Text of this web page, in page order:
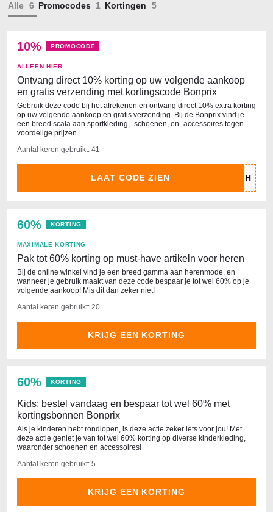
Alle Promocodes Kortingen
10% PROMOCODE
ALLEEN HIER
Ontvang direct 10% korting op uw volgende aankoop
en gratis verzending met kortingscode Bonprix
Gebruik deze code bij het afrekenen en ontvang direct 10% extra korting
op uw volgende aankoop en gratis verzending. Bij de Bonprix vind je
een breed scala aan sportkleding, -schoenen, en -accessoires tegen
voordelige prijzen.
Aantal keren gebruikt: 41
LAAT CODE ZIEN
60% KORTING
MAXIMALE KORTING
Pak tot 60% korting op must-have artikeln voor heren
Bij de online winkel vind je een breed gamma aan herenmode, en
wanneer je gebruik maakt van deze code bespaar je tot wel 60% op je
volgende aankoop! Mis dit dan zeker niet!
Aantal keren gebruikt: 20
KRIJG EEN KORTING
60% KORTING
Kids: bestel vandaag en bespaar tot wel 60% met
kortingsbonnen Bonprix
Als je kinderen hebt rondlopen, is deze actie zeker iets voor jou! Met
deze actie geniet je van tot wel 60% korting op diverse kinderkleding,
waaronder schoenen en accessoires!
Aantal keren gebruikt: 5
KRIJG EEN KORTING